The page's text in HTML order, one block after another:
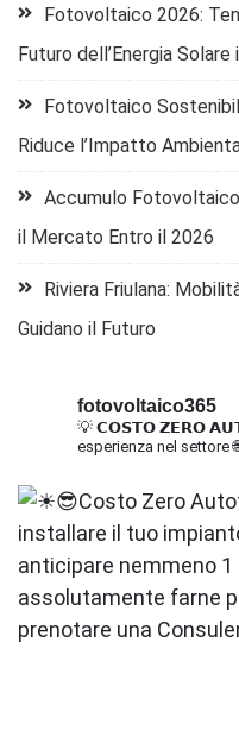
Fotovoltaico 2026:
Futuro dell’Energia Solare
Fotovoltaico
Riduce l’Impatto
Accumulo
il Mercato Entro il 2026
Riviera Friulana:
Guidano il Futuro
fotovoltaico365
💡 𝗖𝗢𝗦𝗧𝗢 𝗭𝗘𝗥𝗢
esperienza nel settore